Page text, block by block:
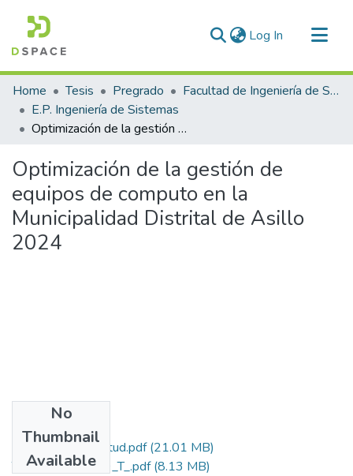
Log In (current)
Communities & Collections
All of DSpace
Statistics
Home Tesis Pregrado
Facultad de Ingeniería de Sistemas
E.P. Ingeniería de Sistemas
Optimización de la gestión de equipos de computo en la Municipalidad Distrital de Asillo 2024
Optimización de la gestión de
equipos de computo en la
Municipalidad Distrital de Asillo
2024
No
Thumbnail
Available
Grado de Similitud.pdf(21.01 MB)
T036_43891129_T_.pdf(8.13 MB)